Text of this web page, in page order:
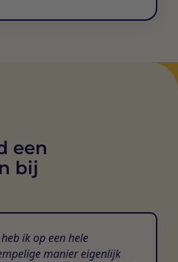
een
bij
ik op een hele
manier eigenlijk